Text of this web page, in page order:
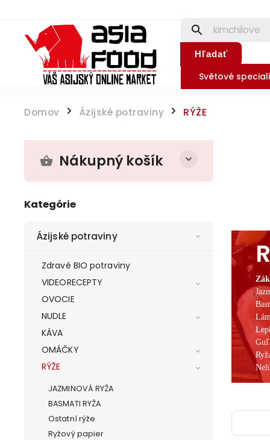
Hľadať
Světové
Domov / Ázijské potraviny / RÝŽE
Nákupný košík
Kategórie
Ázijské potraviny
Zdravé BIO potraviny
VIDEORECEPTY
OVOCIE
NUDLE
KÁVA
OMÁČKY
RÝŽE
JAZMINOVÁ RYŽA
BASMATI RYŽA
Ostatní rýže
Ryžový papier